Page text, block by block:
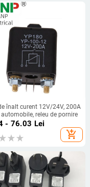
înalt curent 12V/24V, 200A
releu de pornire
- 76.03 Lei
add_shopping_cart